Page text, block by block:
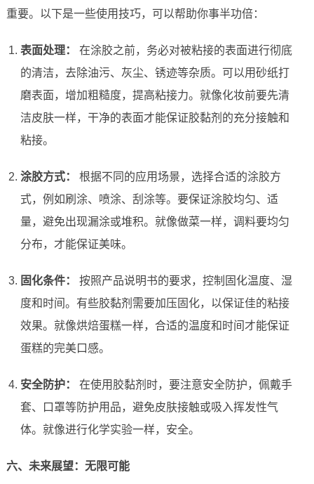
重要。以下是一些使用技巧，可以帮助你事半功倍：
表面处理：
在涂胶之前，务必对被粘接的表面进行彻底
的清洁，去除油污、灰尘、锈迹等杂质。可以用砂纸打
磨表面，增加粗糙度，提高粘接力。就像化妆前要先清
洁皮肤一样，干净的表面才能保证胶黏剂的充分接触和
粘接。
涂胶方式：
根据不同的应用场景，选择合适的涂胶方
式，例如刷涂、喷涂、刮涂等。要保证涂胶均匀、适
量，避免出现漏涂或堆积。就像做菜一样，调料要均匀
分布，才能保证美味。
固化条件：
按照产品说明书的要求，控制固化温度、湿
度和时间。有些胶黏剂需要加压固化，以保证佳的粘接
效果。就像烘焙蛋糕一样，合适的温度和时间才能保证
蛋糕的完美口感。
安全防护：
在使用胶黏剂时，要注意安全防护，佩戴手
套、口罩等防护用品，避免皮肤接触或吸入挥发性气
体。就像进行化学实验一样，安全。
六、未来展望：无限可能